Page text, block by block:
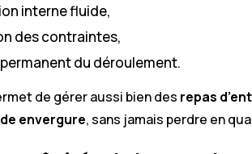
interne fluide,
des contraintes,
du déroulement.
de gérer aussi bien des repas
envergure, sans jamais perdre en